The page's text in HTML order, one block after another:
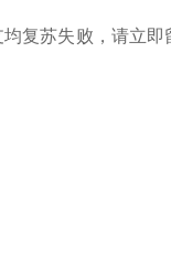
复苏失败，请立